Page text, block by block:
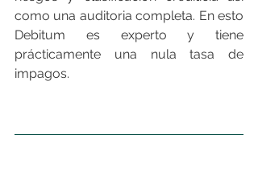
como una auditoria completa. En esto
Debitum es experto y tiene
prácticamente una nula tasa de
impagos.